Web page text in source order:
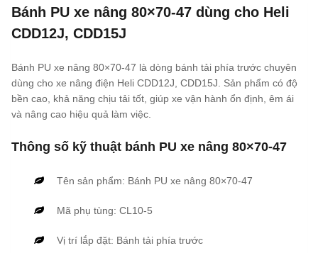
Bánh PU xe nâng 80×70-47 dùng cho Heli
CDD12J, CDD15J
Bánh PU xe nâng 80×70-47 là dòng bánh tải phía trước chuyên
dùng cho xe nâng điện Heli CDD12J, CDD15J. Sản phẩm có độ
bền cao, khả năng chịu tải tốt, giúp xe vận hành ổn định, êm ái
và nâng cao hiệu quả làm việc.
Thông số kỹ thuật bánh PU xe nâng 80×70-47
Tên sản phẩm: Bánh PU xe nâng 80×70-47
Mã phụ tùng: CL10-5
Vị trí lắp đặt: Bánh tải phía trước